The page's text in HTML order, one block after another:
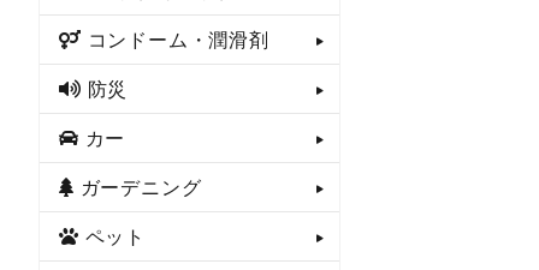
コンドーム・潤滑剤
防災
カー
ガーデニング
ペット